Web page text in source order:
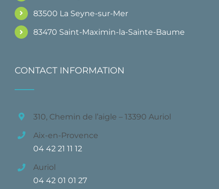
83500 La Seyne-sur-Mer
83470 Saint-Maximin-la-Sainte-Baume
CONTACT INFORMATION
310, Chemin de l’aigle – 13390 Auriol
Aix-en-Provence
04 42 21 11 12
Auriol
04 42 01 01 27